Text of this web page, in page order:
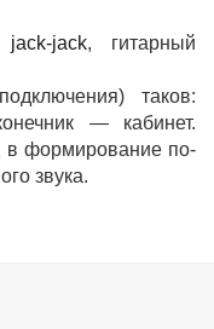
jack, гитарный
таков:
— кабинет.
в формирование по-
звука.